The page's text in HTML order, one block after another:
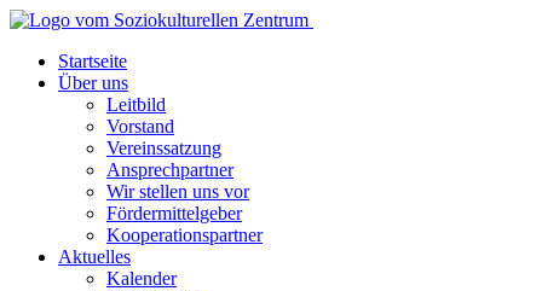
Startseite
Über uns
Leitbild
Vorstand
Vereinssatzung
Ansprechpartner
Wir stellen uns vor
Fördermittelgeber
Kooperationspartner
Aktuelles
Kalender